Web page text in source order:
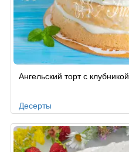
поАнгельский торт с клубникой
Десерты